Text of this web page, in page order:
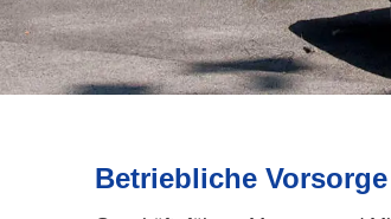
Betriebliche Vorsorge